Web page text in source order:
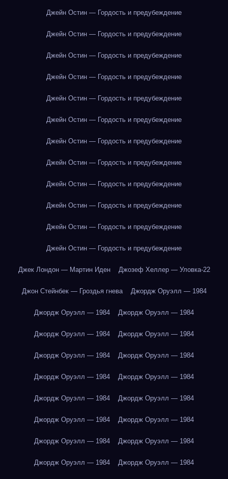
Джейн Остин — Гордость и предубеждение
Джейн Остин — Гордость и предубеждение
Джейн Остин — Гордость и предубеждение
Джейн Остин — Гордость и предубеждение
Джейн Остин — Гордость и предубеждение
Джейн Остин — Гордость и предубеждение
Джейн Остин — Гордость и предубеждение
Джейн Остин — Гордость и предубеждение
Джейн Остин — Гордость и предубеждение
Джейн Остин — Гордость и предубеждение
Джейн Остин — Гордость и предубеждение
Джейн Остин — Гордость и предубеждение
Джек Лондон — Мартин Иден Джозеф Хеллер — Уловка-22
Джон Стейнбек — Гроздья гнева Джордж Оруэлл — 1984
Джордж Оруэлл — 1984 Джордж Оруэлл — 1984
Джордж Оруэлл — 1984 Джордж Оруэлл — 1984
Джордж Оруэлл — 1984 Джордж Оруэлл — 1984
Джордж Оруэлл — 1984 Джордж Оруэлл — 1984
Джордж Оруэлл — 1984 Джордж Оруэлл — 1984
Джордж Оруэлл — 1984 Джордж Оруэлл — 1984
Джордж Оруэлл — 1984 Джордж Оруэлл — 1984
Джордж Оруэлл — 1984 Джордж Оруэлл — 1984